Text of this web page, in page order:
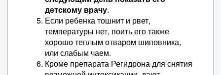
детскому врачу.
Если ребенка тошнит и рвет,
температуры нет, поить его также
хорошо теплым отваром шиповника,
или слабым чаем.
Кроме препарата Регидрона для снятия